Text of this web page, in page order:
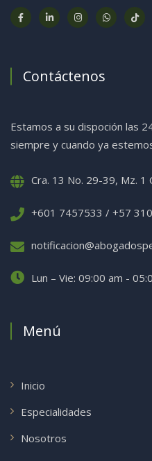
Contáctenos
Estamos a su dispoción las
siempre y cuando ya
Cra. 13 No. 29-39, Mz. 1
+601 7457533 / +57
Lun – Vie: 09:00 am -
Menú
Inicio
Especialidades
Nosotros